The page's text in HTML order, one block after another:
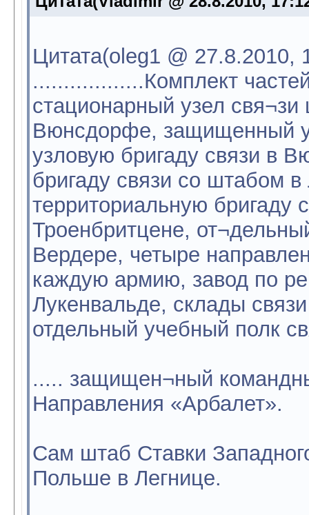
Цитата(oleg1 @ 27.8.2010,
..................Комплект
стационарный узел
Вюнсдорфе, защищенный
узловую бригаду связи в
бригаду связи со штабом
территориальную бригаду
Троенбритцене,
Вердере, четыре
каждую армию, завод по
Лукенвальде, склады
отдельный учебный полк
..... защищен¬ный
Направления «Арбалет».
Сам штаб Ставки
Польше в Легнице.